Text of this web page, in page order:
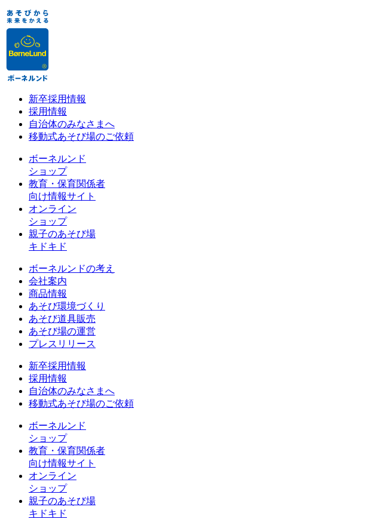
新卒採用情報
採用情報
自治体のみなさまへ
移動式あそび場のご依頼
ボーネルンド
ショップ
教育・保育関係者
向け情報サイト
オンライン
ショップ
親子のあそび場
キドキド
ボーネルンドの考え
会社案内
商品情報
あそび環境づくり
あそび道具販売
あそび場の運営
プレスリリース
新卒採用情報
採用情報
自治体のみなさまへ
移動式あそび場のご依頼
ボーネルンド
ショップ
教育・保育関係者
向け情報サイト
オンライン
ショップ
親子のあそび場
キドキド